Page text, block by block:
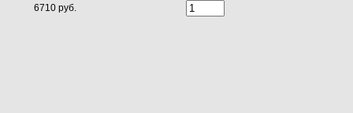
6710 руб.